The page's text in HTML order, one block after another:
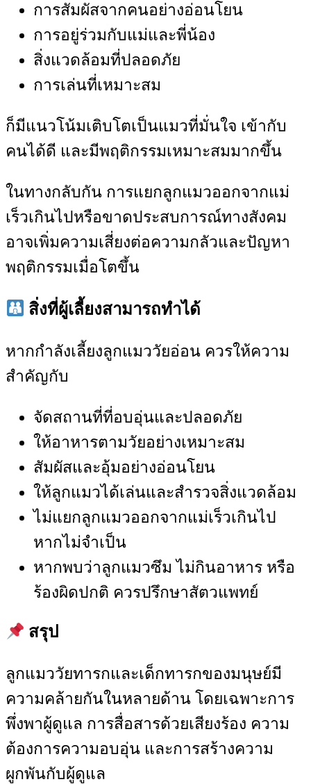
การสัมผัสจากคนอย่างอ่อนโยน
การอยู่ร่วมกับแม่และพี่น้อง
สิ่งแวดล้อมที่ปลอดภัย
การเล่นที่เหมาะสม
ก็มีแนวโน้มเติบโตเป็นแมวที่มั่นใจ เข้ากับ
คนได้ดี และมีพฤติกรรมเหมาะสมมากขึ้น
ในทางกลับกัน การแยกลูกแมวออกจากแม่
เร็วเกินไปหรือขาดประสบการณ์ทางสังคม
อาจเพิ่มความเสี่ยงต่อความกลัวและปัญหา
พฤติกรรมเมื่อโตขึ้น
สิ่งที่ผู้เลี้ยงสามารถทำได้
หากกำลังเลี้ยงลูกแมววัยอ่อน ควรให้ความ
สำคัญกับ
จัดสถานที่ที่อบอุ่นและปลอดภัย
ให้อาหารตามวัยอย่างเหมาะสม
สัมผัสและอุ้มอย่างอ่อนโยน
ให้ลูกแมวได้เล่นและสำรวจสิ่งแวดล้อม
ไม่แยกลูกแมวออกจากแม่เร็วเกินไป
หากไม่จำเป็น
หากพบว่าลูกแมวซึม ไม่กินอาหาร หรือ
ร้องผิดปกติ ควรปรึกษาสัตวแพทย์
สรุป
ลูกแมววัยทารกและเด็กทารกของมนุษย์มี
ความคล้ายกันในหลายด้าน โดยเฉพาะการ
พึ่งพาผู้ดูแล การสื่อสารด้วยเสียงร้อง ความ
ต้องการความอบอุ่น และการสร้างความ
ผูกพันกับผู้ดูแล